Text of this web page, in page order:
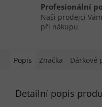
Profesionální
Naši prodejci
při nákupu
Popis Značka Dárkové
Detailní popis